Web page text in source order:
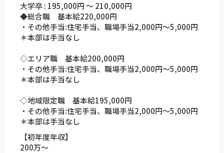
大学卒 : 195,000円 ～ 210,000円
◆総合職 基本給220,000円
・その他手当:住宅手当、職場手当2,000円～5,000円
＊本部は手当なし
◇エリア職 基本給200,000円
・その他手当:住宅手当、職場手当2,000円～5,000円
＊本部は手当なし
◇地域限定職 基本給195,000円
・その他手当:住宅手当、職場手当2,000円～5,000円
＊本部は手当なし
【初年度年収】
200万～